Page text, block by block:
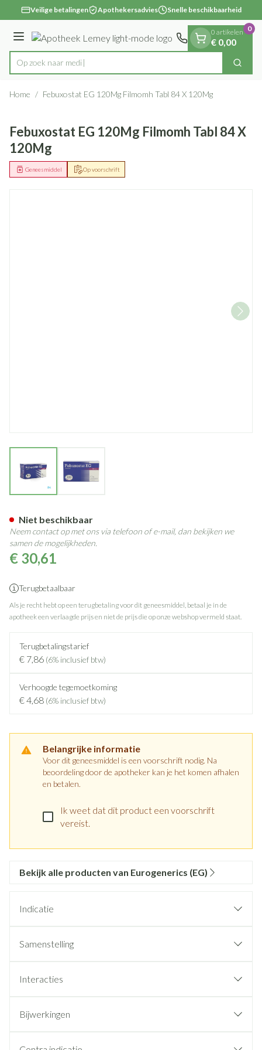
Ga naar de inhoud
1 van 1Veilige betalingen Apothekersadvies Snelle beschikbaarheid
Menu
Product, merk, categorie...
Op zoek naar medicijne Zoek
0 artikelen
€ 0,00
0
Home / Febuxostat EG 120Mg Filmomh Tabl 84 X 120Mg
Febuxostat EG 120Mg Filmomh Tabl 84 X
120Mg
Op voorschrift
Geneesmiddel
€ 30,61
Terugbetaalbaar
Als je recht hebt op een terugbetaling voor dit geneesmiddel, betaal je in de
apotheek een verlaagde prijs en niet de prijs die op onze webshop vermeld staat.
Terugbetalingstarief
€ 7,86 (6% inclusief btw)
Verhoogde tegemoetkoming
€ 4,68 (6% inclusief btw)
Belangrijke informatie
Voor dit geneesmiddel is een voorschrift nodig. Na
beoordeling door de apotheker kan je het komen afhalen
en betalen.
Ik weet dat dit product een voorschrift
vereist.
Niet beschikbaar
Neem contact op met ons via telefoon of e-mail, dan bekijken we
samen de mogelijkheden.
Bekijk alle producten van Eurogenerics (EG)
Indicatie
Samenstelling
Interacties
Bijwerkingen